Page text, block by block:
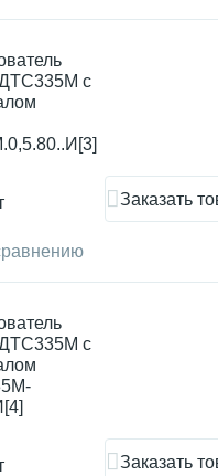
с
Заказать
с
Заказать